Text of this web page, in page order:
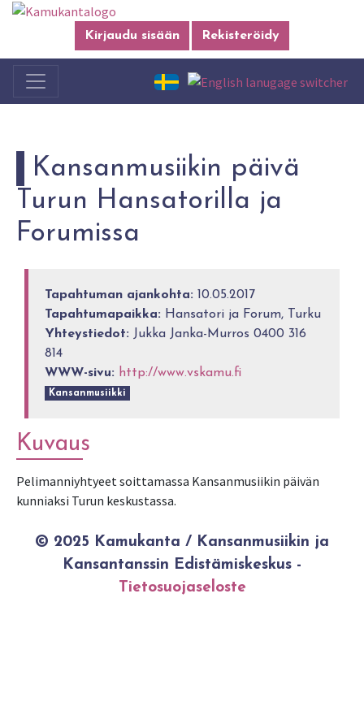
Kirjaudu sisään Rekisteröidy
Kansanmusiikin päivä
Turun Hansatorilla ja
Forumissa
Tapahtuman ajankohta: 10.05.2017
Tapahtumapaikka: Hansatori ja Forum, Turku
Yhteystiedot: Jukka Janka-Murros 0400 316
814
WWW-sivu: http://www.vskamu.fi
Kansanmusiikki
Kuvaus
Pelimanniyhtyeet soittamassa Kansanmusiikin päivän
kunniaksi Turun keskustassa.
© 2025 Kamukanta / Kansanmusiikin ja
Kansantanssin Edistämiskeskus -
Tietosuojaseloste